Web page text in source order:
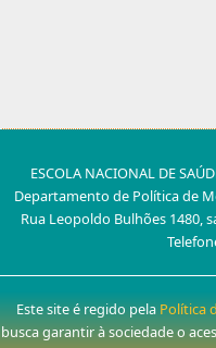
ESCOLA NACIONAL DE
Departamento de Política de
Rua Leopoldo Bulhões 1480,
Este site é regido pelaPolítica
busca garantir à sociedade o